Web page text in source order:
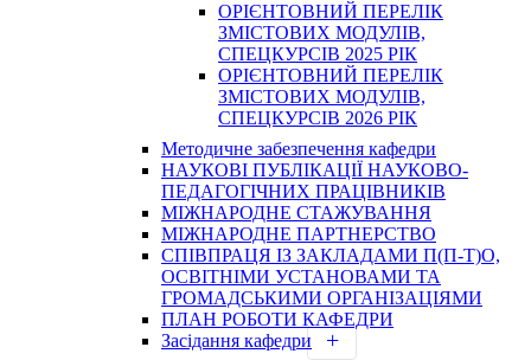
ОРІЄНТОВНИЙ ПЕРЕЛІК
ЗМІСТОВИХ МОДУЛІВ,
СПЕЦКУРСІВ 2025 РІК
ОРІЄНТОВНИЙ ПЕРЕЛІК
ЗМІСТОВИХ МОДУЛІВ,
СПЕЦКУРСІВ 2026 РІК
Методичне забезпечення кафедри
НАУКОВІ ПУБЛІКАЦІЇ НАУКОВО-
ПЕДАГОГІЧНИХ ПРАЦІВНИКІВ
МІЖНАРОДНЕ СТАЖУВАННЯ
МІЖНАРОДНЕ ПАРТНЕРСТВО
СПІВПРАЦЯ ІЗ ЗАКЛАДАМИ П(П-Т)О,
ОСВІТНІМИ УСТАНОВАМИ ТА
ГРОМАДСЬКИМИ ОРГАНІЗАЦІЯМИ
ПЛАН РОБОТИ КАФЕДРИ
Засідання кафедри